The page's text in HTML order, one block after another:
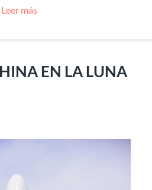
Leer más
EN LA LUNA